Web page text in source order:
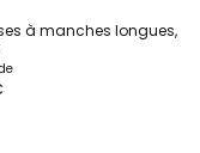
à manches longues,